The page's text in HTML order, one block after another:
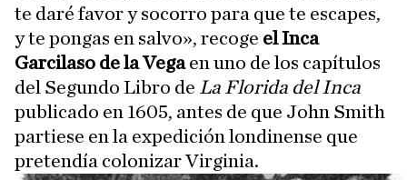
te daré favor y socorro para que te escapes,
y te pongas en salvo», recoge el Inca
Garcilaso de la Vegaen uno de los capítulos
del Segundo Libro de La Florida del Inca
publicado en 1605, antes de que John Smith
partiese en la expedición londinense que
pretendía colonizar Virginia.